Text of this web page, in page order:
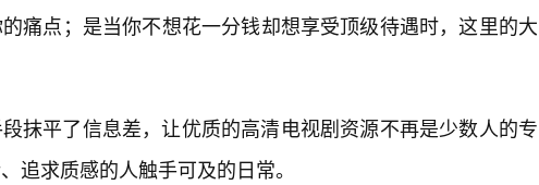
痛点；是当你不想花一分钱却想享受顶级待遇时，这里的大
抹平了信息差，让优质的高清电视剧资源不再是少数人的专
追求质感的人触手可及的日常。